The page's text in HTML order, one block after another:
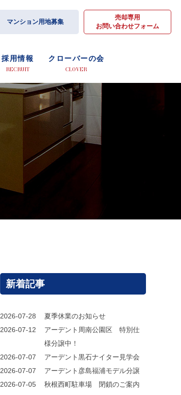
マンション用地募集
売却専用
お問い合わせフォーム
採用情報
RECRUIT
クローバーの会
CLOVER
新着記事
2026-07-28
夏季休業のお知らせ
2026-07-12
アーデント周南公園区 特別仕
様分譲中！
2026-07-07
アーデント黒石ナイター見学会
2026-07-07
アーデント彦島福浦モデル分譲
2026-07-05
秋根西町駐車場 閉鎖のご案内